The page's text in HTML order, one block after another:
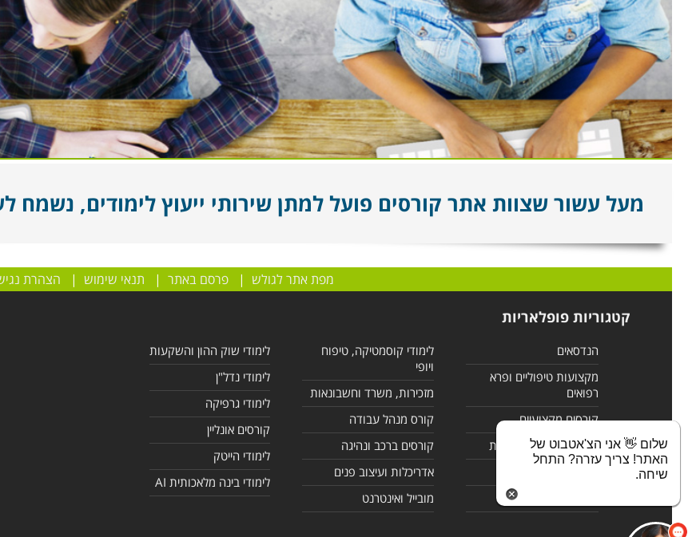
מעל עשור שצוות אתר קורסים פועל למתן שירותי ייעוץ לימודים, נשמח
מפת אתר לגולש |פרסם באתר | תנאי שימוש | הצהרת
קטגוריות פופלאריות
הנדסאים
מקצועות טיפוליים ופרא
רפואים
קורסים מקצועיים
לימודי מחשבים ורשתות
לימודי קוסמטיקה, טיפוח
ויופי
מזכירות, משרד וחשבונאות
קורס מנהל עבודה
קורסים ברכב ונהיגה
אדריכלות ועיצוב פנים
מובייל ואינטרנט
לימודי שוק ההון והשקעות
לימודי נדל"ן
לימודי גרפיקה
קורסים אונליין
לימודי הייטק
לימודי בינה מלאכותית AI
שלום 👋 אני הצ'אטבוט של
האתר! צריך עזרה? התחל
שיחה.